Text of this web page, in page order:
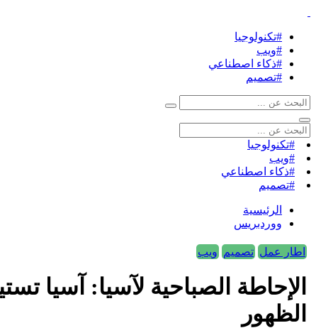
#تكنولوجيا
#ويب
#ذكاء اصطناعي
#تصميم
#تكنولوجيا
#ويب
#ذكاء اصطناعي
#تصميم
الرئيسية
ووردبريس
اطار عمل تصميم ويب
الظهور